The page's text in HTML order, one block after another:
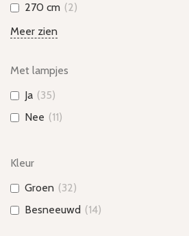
270 cm (2)
Meer zien
Met lampjes
Ja (35)
Nee (11)
Kleur
Groen (32)
Besneeuwd (14)